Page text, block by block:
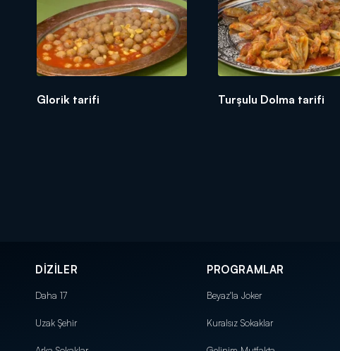
Glorik tarifi Turşulu Dolma tarifi
DİZİLER
Daha 17
Uzak Şehir
PROGRAMLAR
Beyaz'la Joker
Kuralsız Sokaklar